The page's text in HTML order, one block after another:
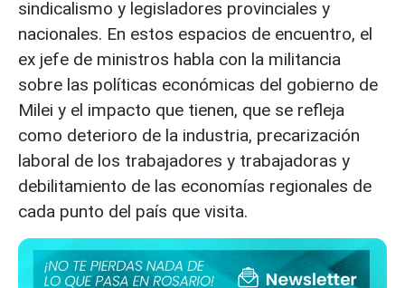
sindicalismo y legisladores provinciales y
nacionales. En estos espacios de encuentro, el
ex jefe de ministros habla con la militancia
sobre las políticas económicas del gobierno de
Milei y el impacto que tienen, que se refleja
como deterioro de la industria, precarización
laboral de los trabajadores y trabajadoras y
debilitamiento de las economías regionales de
cada punto del país que visita.